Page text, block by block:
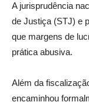
A jurisprudência
de Justiça (STJ) e
que margens de
prática abusiva.
Além da
encaminhou